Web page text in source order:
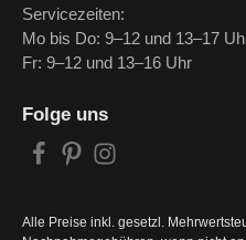
Folge uns
Alle Preise inkl. gesetzl.
Servicezeiten:
Mo bis Do: 9–12 und 13–17
Fr: 9–12 und 13–16 Uhr